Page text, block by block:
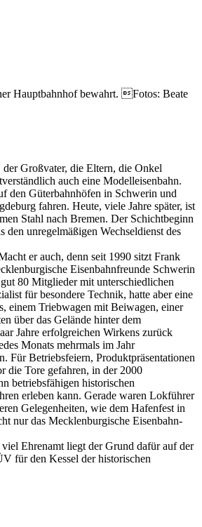
Hauptbahnhof bewahrt. Fotos: Beate
Großvater, die Eltern, die Onkel
auch eine Modelleisenbahn.
den Güterbahnhöfen in Schwerin und
fahren. Heute, viele Jahre später, ist
Stahl nach Bremen. Der Schichtbeginn
unregelmäßigen Wechseldienst des
er auch, denn seit 1990 sitzt Frank
Eisenbahnfreunde Schwerin
80 Mitglieder mit unterschiedlichen
für besondere Technik, hatte aber eine
einem Triebwagen mit Beiwagen, einer
über das Gelände hinter dem
Jahre erfolgreichen Wirkens zurück
Monats mehrmals im Jahr
Für Betriebsfeiern, Produktpräsentationen
die Tore gefahren, in der 2000
betriebsfähigen historischen
erleben kann. Gerade waren Lokführer
Gelegenheiten, wie dem Hafenfest in
nur das Mecklenburgische Eisenbahn-
Ehrenamt liegt der Grund dafür auf der
für den Kessel der historischen